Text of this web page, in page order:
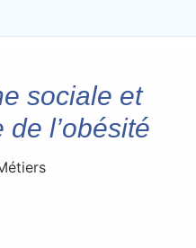
sociale et
l’obésité